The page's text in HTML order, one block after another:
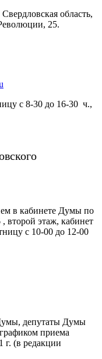
область,
25.
с 8-30 до 16-30 ч.,
в кабинете Думы по
второй этаж, кабинет
с 10-00 до 12-00
депутаты Думы
приема
г. (в редакции